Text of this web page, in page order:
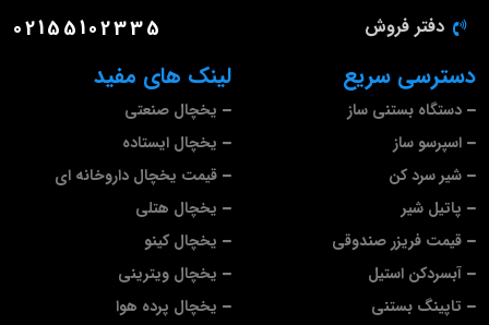
لینک های مفید
یخچال صنعتی
یخچال ایستاده
قیمت یخچال داروخانه ای
یخچال هتلی
یخچال کینو
یخچال ویترینی
یخچال پرده هوا
دسترسی سریع
دستگاه بستنی ساز
اسپرسو ساز
شیر سرد کن
پاتیل شیر
قیمت فریزر صندوقی
آبسردکن استیل
تاپینگ بستنی
دفتر فروش 02155102335